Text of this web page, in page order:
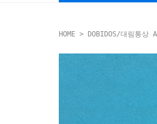
HOME > DOBIDOS/대림통상